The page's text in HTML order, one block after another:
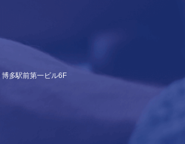
博多駅前第一ビル6F